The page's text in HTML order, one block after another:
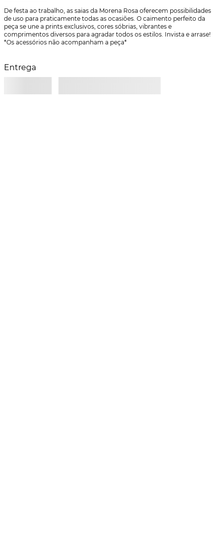
De festa ao trabalho, as saias da Morena Rosa oferecem possibilidades
de uso para praticamente todas as ocasiões. O caimento perfeito da
peça se une a prints exclusivos, cores sóbrias, vibrantes e
comprimentos diversos para agradar todos os estilos. Invista e arrase!
*Os acessórios não acompanham a peça*
Entrega